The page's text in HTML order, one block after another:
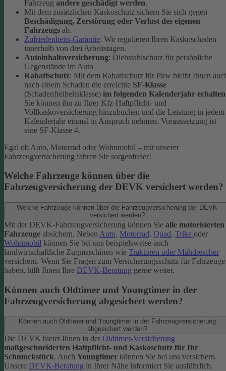
Fahrzeug andere geschädigt werden.
Mit dem zusätzlichen Kaskoschutz sichern Sie sich gegen
Beschädigung, Zerstörung oder Verlust des eigenen
Fahrzeugs ab.
Zufriedenheits-Garantie: Wir regulieren Ihren Kaskoschaden
innerhalb von drei Arbeitstagen.
Autoinhaltsversicherung: Diebstahlschutz für persönliche
Gegenstände im Auto
Rabattschutz: Mit dem Rabattschutz für Pkw bleibt Ihnen
nach einem Schaden die erreichte SF-Klasse
(Schadenfreiheitsklasse) im folgenden Kalenderjahr erhalten
Sie können ihn zu Ihrer Kfz-Haftpflicht- und
Vollkaskoversicherung hinzubuchen und die Leistung in jedem
Kalenderjahr einmal in Anspruch nehmen. Voraussetzung ist
eine SF-Klasse 4.
Egal ob Auto, Motorrad oder Wohnmobil – mit unserer
Fahrzeugversicherung fahren Sie sorgenfreier!
Welche Fahrzeuge können über die
Fahrzeugversicherung der DEVK versichert werden?
Welche Fahrzeuge können über die Fahrzeugversicherung der DEVK
versichert werden?
Mit der DEVK-Fahrzeugversicherung können Sie alle motorisierten
Fahrzeuge absichern. Neben Auto, Motorrad, Quad, Trike oder
Wohnmobil können Sie bei uns beispielsweise auch
landwirtschaftliche Zugmaschinen wie Traktoren oder Mähdrescher
versichern. Wenn Sie Fragen zum Versicherungsschutz für Fahrzeuge
haben, hilft Ihnen Ihre DEVK-Beratung gerne weiter.
Können auch Oldtimer und Youngtimer in der
Fahrzeugversicherung abgesichert werden?
Können auch Oldtimer und Youngtimer in der Fahrzeugversicherung
abgesichert werden?
Die DEVK bietet Ihnen in der Oldtimer-Versicherung
maßgeschneiderten Haftpflicht- und Kaskoschutz für Ihr
Schmuckstück. Auch Youngtimer können Sie bei uns versichern.
Unsere DEVK-Beratung in Ihrer Nähe informiert Sie ausführlich.